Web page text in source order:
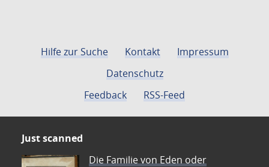
Hilfe zur Suche Kontakt
Impressum
Datenschutz
Feedback
RSS-Feed
Just scanned
Die Familie von Eden oder